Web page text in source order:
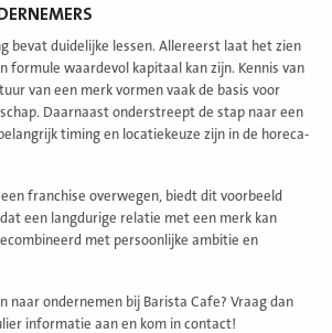
bevat duidelijke lessen. Allereerst laat het zien
formule waardevol kapitaal kan zijn. Kennis van
van een merk vormen vaak de basis voor
Daarnaast onderstreept de stap naar een
timing en locatiekeuze zijn in de horeca-
franchise overwegen, biedt dit voorbeeld
een langdurige relatie met een merk kan
met persoonlijke ambitie en
naar ondernemen bij Barista Cafe? Vraag dan
informatie aan en kom in contact!